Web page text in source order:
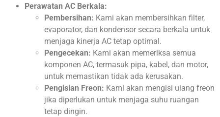
Perawatan AC Berkala:
Pembersihan: Kami akan membersihkan filter,
evaporator, dan kondensor secara berkala untuk
menjaga kinerja AC tetap optimal.
Pengecekan: Kami akan memeriksa semua
komponen AC, termasuk pipa, kabel, dan motor,
untuk memastikan tidak ada kerusakan.
Pengisian Freon: Kami akan mengisi ulang freon
jika diperlukan untuk menjaga suhu ruangan
tetap dingin.